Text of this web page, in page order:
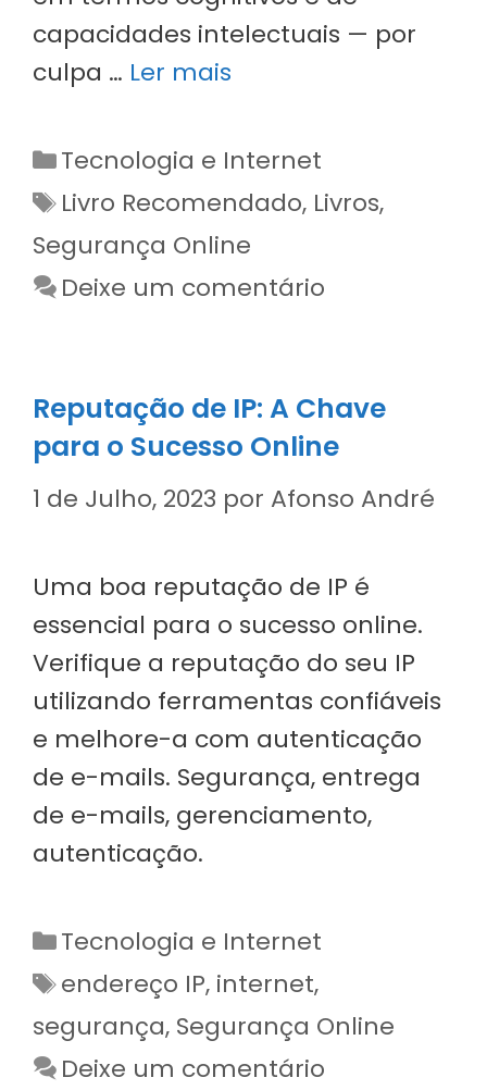
capacidades intelectuais — por
culpa … Ler mais
Categorias
Tecnologia e Internet
Etiquetas
Livro Recomendado, Livros,
Segurança Online
Deixe um comentário
Reputação de IP: A Chave
para o Sucesso Online
1 de Julho, 2023 por Afonso André
Uma boa reputação de IP é
essencial para o sucesso online.
Verifique a reputação do seu IP
utilizando ferramentas confiáveis
e melhore-a com autenticação
de e-mails. Segurança, entrega
de e-mails, gerenciamento,
autenticação.
Categorias
Tecnologia e Internet
Etiquetas
endereço IP, internet,
segurança, Segurança Online
Deixe um comentário